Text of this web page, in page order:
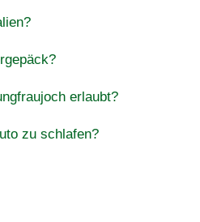
erlaubt?
zu schlafen?